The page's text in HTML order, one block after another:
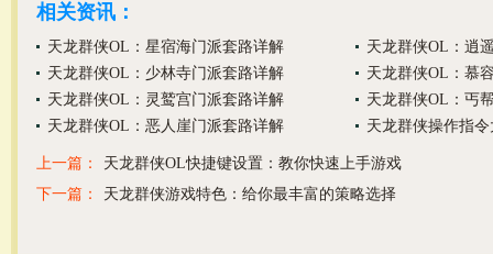
相关资讯：
天龙群侠OL：星宿海门派套路详解
天龙群侠OL：逍
天龙群侠OL：少林寺门派套路详解
天龙群侠OL：慕
天龙群侠OL：灵鹫宫门派套路详解
天龙群侠OL：丐
天龙群侠OL：恶人崖门派套路详解
天龙群侠操作指
上一篇：
天龙群侠OL快捷键设置：教你快速上手游戏
下一篇：
天龙群侠游戏特色：给你最丰富的策略选择